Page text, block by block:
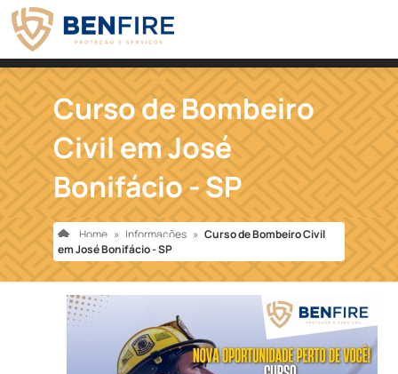
Curso de Bombeiro
Civil em José
Bonifácio - SP
Home » Informações » Curso de Bombeiro Civil
em José Bonifácio - SP